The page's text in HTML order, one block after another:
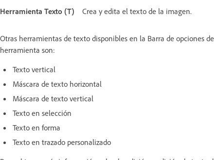
Herramienta Texto (T) Crea y edita el texto de la imagen.
Otras herramientas de texto disponibles en la Barra de opciones de
herramienta son:
Texto vertical
Máscara de texto horizontal
Máscara de texto vertical
Texto en selección
Texto en forma
Texto en trazado personalizado